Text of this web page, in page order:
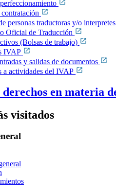
personas traductoras y/o
Oficial de Traducción
(Bolsas de trabajo)
IVAP
y salidas de documentos
a actividades del IVAP
en materia
visitados